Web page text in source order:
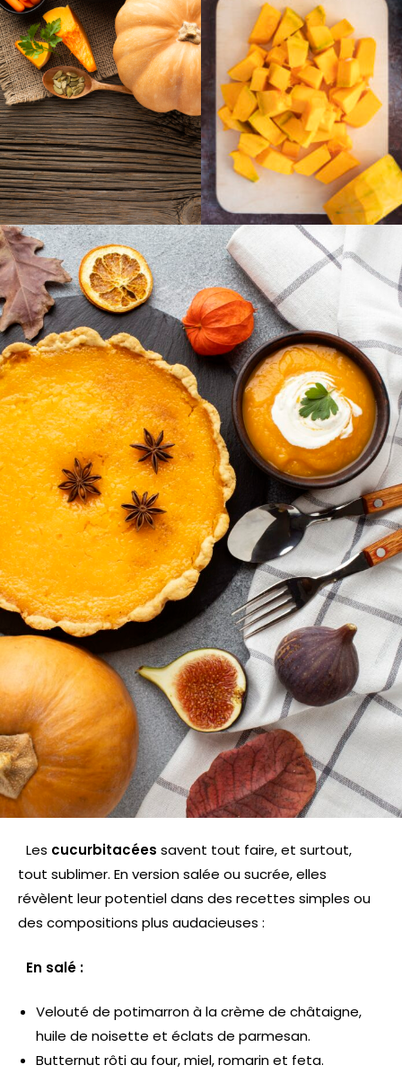
Les cucurbitacées savent tout faire, et surtout,
tout sublimer. En version salée ou sucrée, elles
révèlent leur potentiel dans des recettes simples ou
des compositions plus audacieuses :
En salé :
Velouté de potimarron à la crème de châtaigne,
huile de noisette et éclats de parmesan.
Butternut rôti au four, miel, romarin et feta.